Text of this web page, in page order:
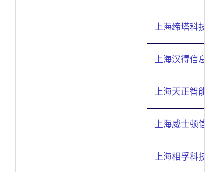
上海缔塔科技有
上海汉得信息
上海天正智能
上海威士顿信
上海相孚科技有